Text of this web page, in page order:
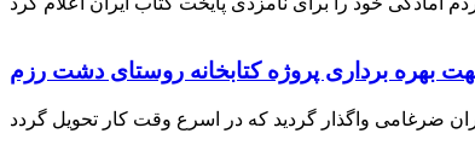
بهره برداری پروژه کتابخانه روستای دشت رزم